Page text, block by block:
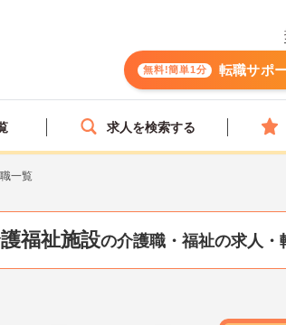
無料!簡単1分 転職サポ
求人を検索する
一覧
福祉施設の介護職・福祉の求人・